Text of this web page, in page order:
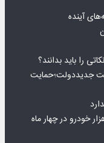
آینده
را باید بدانند؟
جدیددولت؛حمایت
۳۴ درصدی فروش خودروسازان؛ ۱۵۵ هزار خودرو در چهار ماه